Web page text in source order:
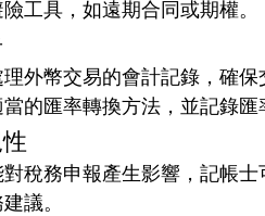
工具，如遠期合同或期權。
外幣交易的會計記錄，確
的匯率轉換方法，並記錄匯
稅務申報產生影響，記帳
議。